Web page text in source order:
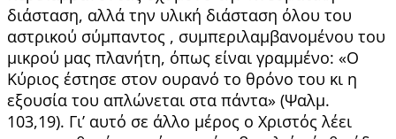
διάσταση, αλλά την υλική διάσταση όλου του
αστρικού σύμπαντος , συμπεριλαμβανομένου του
μικρού μας πλανήτη, όπως είναι γραμμένο: «Ο
Κύριος έστησε στον ουρανό το θρόνο του κι η
εξουσία του απλώνεται στα πάντα» (Ψαλμ.
103,19). Γι’ αυτό σε άλλο μέρος ο Χριστός λέει